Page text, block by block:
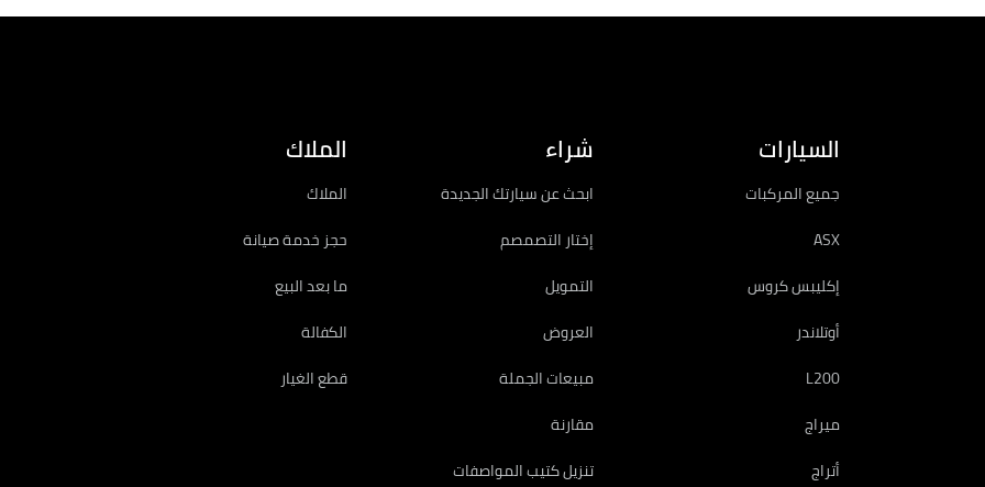
السيارات
جميع المركبات
ASX
إكليبس كروس
أوتلاندر
L200
ميراج
أتراج
شراء
ابحث عن سيارتك الجديدة
إختار التصمصم
التمويل
العروض
مبيعات الجملة
مقارنة
تنزيل كتيب المواصفات
الملاك
الملاك
حجز خدمة صيانة
ما بعد البيع
الكفالة
قطع الغيار